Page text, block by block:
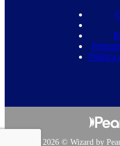
Política
Copyright 2026 © Wizard by